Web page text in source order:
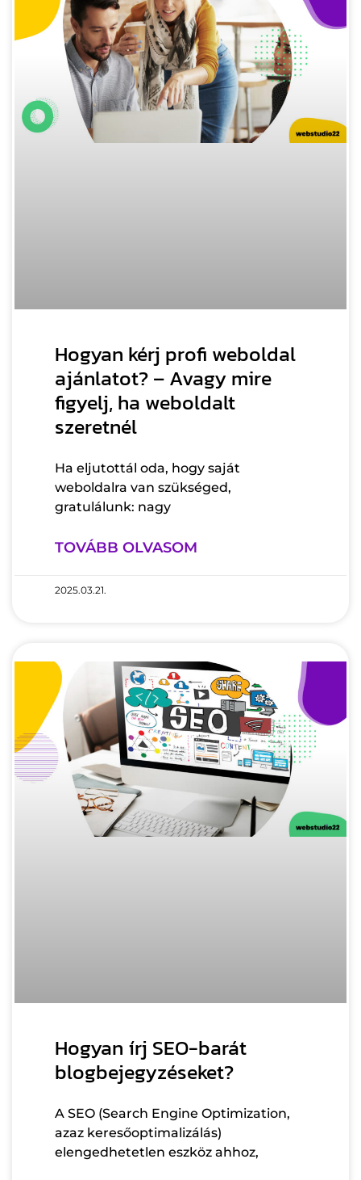
Hogyan kérj profi weboldal
ajánlatot? – Avagy mire
figyelj, ha weboldalt
szeretnél
Ha eljutottál oda, hogy saját
weboldalra van szükséged,
gratulálunk: nagy
TOVÁBB OLVASOM
2025.03.21.
Hogyan írj SEO-barát
blogbejegyzéseket?
A SEO (Search Engine Optimization,
azaz keresőoptimalizálás)
elengedhetetlen eszköz ahhoz,